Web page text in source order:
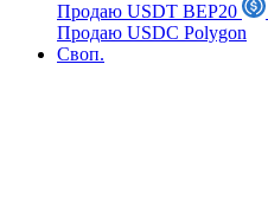
Продаю USDT BEP20
Продаю USDC Polygon
Своп.